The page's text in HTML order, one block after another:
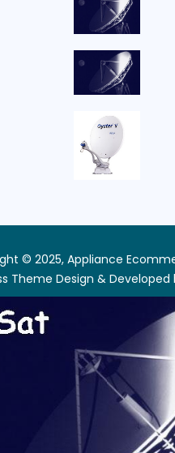
© 2025, Appliance
Theme Design & Developed